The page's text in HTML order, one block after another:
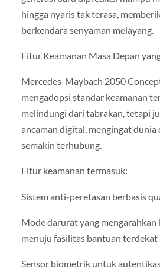
hingga nyaris tak terasa,
berkendara senyaman melayang.
Fitur Keamanan Masa Depan
Mercedes-Maybach 2050
mengadopsi standar keamanan
melindungi dari tabrakan, tetapi
ancaman digital, mengingat dunia
semakin terhubung.
Fitur keamanan termasuk:
Sistem anti-peretasan berbasis
Mode darurat yang mengarahkan
menuju fasilitas bantuan terdekat
Sensor biometrik untuk